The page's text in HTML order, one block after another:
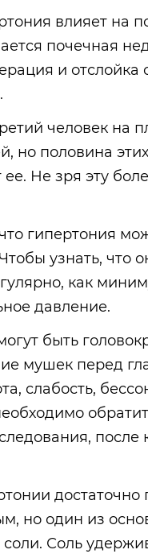
влияет на
почечная
и отслойка
человек на
но половина
ее. Не зря эту
гипертония
узнать, что
как
давление.
быть
мушек перед
слабость,
после
но один из
Соль